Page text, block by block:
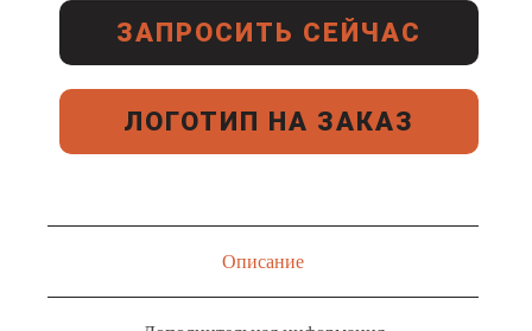
ЗАПРОСИТЬ СЕЙЧАС
ЛОГОТИП НА ЗАКАЗ
Описание